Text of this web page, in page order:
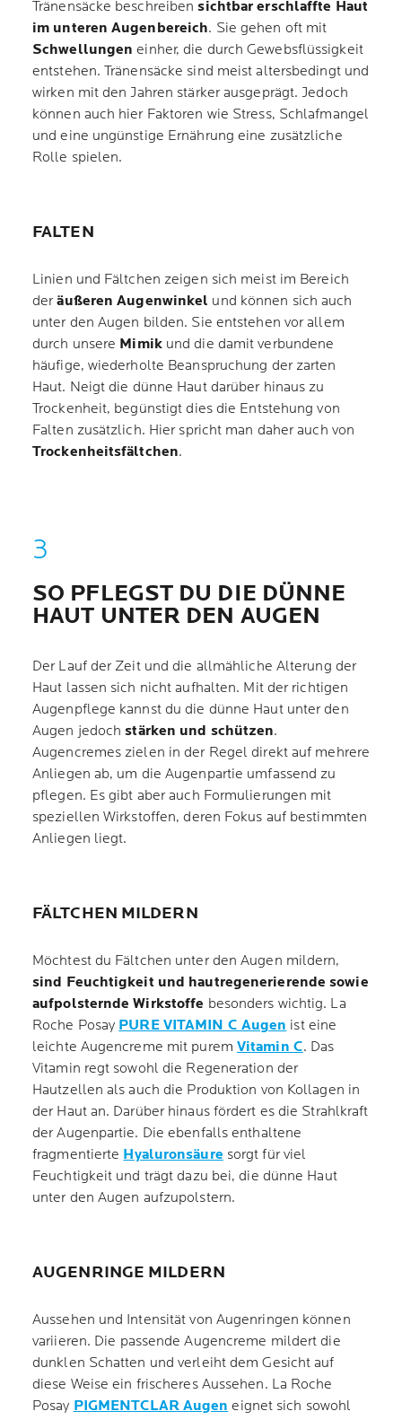
Tränensäcke beschreibensichtbar erschlaffte Haut
im unteren Augenbereich. Sie gehen oft mit
Schwellungen einher, die durch Gewebsflüssigkeit
entstehen. Tränensäcke sind meist altersbedingt und
wirken mit den Jahren stärker ausgeprägt. Jedoch
können auch hier Faktoren wie Stress, Schlafmangel
und eine ungünstige Ernährung eine zusätzliche
Rolle spielen.
FALTEN
Linien und Fältchen zeigen sich meist im Bereich
deräußeren Augenwinkel und können sich auch
unter den Augen bilden. Sie entstehen vor allem
durch unsere Mimikund die damit verbundene
häufige, wiederholte Beanspruchung der zarten
Haut. Neigt die dünne Haut darüber hinaus zu
Trockenheit, begünstigt dies die Entstehung von
Falten zusätzlich. Hier spricht man daher auch von
Trockenheitsfältchen.
SO PFLEGST DU DIE DÜNNE
HAUT UNTER DEN AUGEN
Der Lauf der Zeit und die allmähliche Alterung der
Haut lassen sich nicht aufhalten. Mit der richtigen
Augenpflege kannst du die dünne Haut unter den
Augen jedochstärken und schützen.
Augencremes zielen in der Regel direkt auf mehrere
Anliegen ab, um die Augenpartie umfassend zu
pflegen. Es gibt aber auch Formulierungen mit
speziellen Wirkstoffen, deren Fokus auf bestimmten
Anliegen liegt.
FÄLTCHEN MILDERN
Möchtest du Fältchen unter den Augen mildern,
sind Feuchtigkeit und hautregenerierende sowie
aufpolsternde Wirkstoffe besonders wichtig. La
Roche Posay PURE VITAMIN C Augen ist eine
leichte Augencreme mit purem Vitamin C. Das
Vitamin regt sowohl die Regeneration der
Hautzellen als auch die Produktion von Kollagen in
der Haut an. Darüber hinaus fördert es die Strahlkraft
der Augenpartie. Die ebenfalls enthaltene
fragmentierte Hyaluronsäure sorgt für viel
Feuchtigkeit und trägt dazu bei, die dünne Haut
unter den Augen aufzupolstern.
AUGENRINGE MILDERN
Aussehen und Intensität von Augenringen können
variieren. Die passende Augencreme mildert die
dunklen Schatten und verleiht dem Gesicht auf
diese Weise ein frischeres Aussehen. La Roche
Posay PIGMENTCLAR Augen eignet sich sowohl